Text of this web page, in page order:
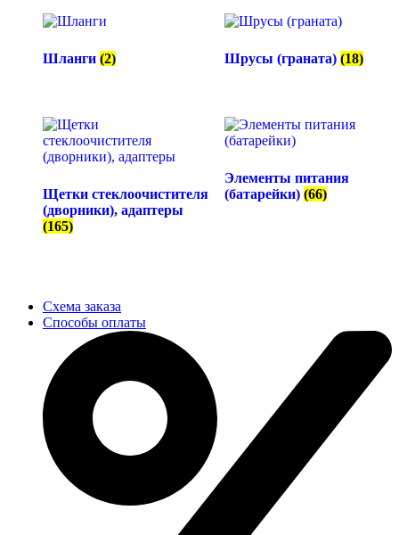
Шланги (2) Шрусы (граната) (18)
Щетки стеклоочистителя
(дворники), адаптеры
(165)
Элементы питания
(батарейки) (66)
Схема заказа
Способы оплаты